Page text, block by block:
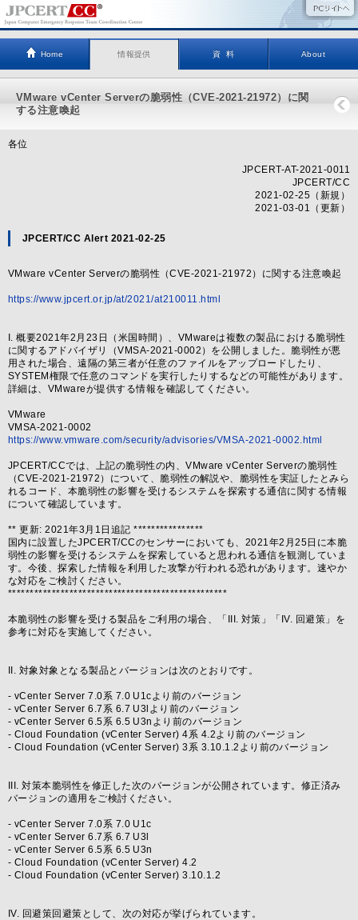
Home 情報提供 資 料 About
VMware vCenter Serverの脆弱性（CVE-2021-21972）に関
する注意喚起
各位
JPCERT-AT-2021-0011
JPCERT/CC
2021-02-25（新規）
2021-03-01（更新）
JPCERT/CC Alert 2021-02-25
VMware vCenter Serverの脆弱性（CVE-2021-21972）に関する注意喚起
https://www.jpcert.or.jp/at/2021/at210011.html
I. 概要2021年2月23日（米国時間）、VMwareは複数の製品における脆弱性
に関するアドバイザリ（VMSA-2021-0002）を公開しました。脆弱性が悪
用された場合、遠隔の第三者が任意のファイルをアップロードしたり、
SYSTEM権限で任意のコマンドを実行したりするなどの可能性があります。
詳細は、VMwareが提供する情報を確認してください。
VMware
VMSA-2021-0002
https://www.vmware.com/security/advisories/VMSA-2021-0002.html
JPCERT/CCでは、上記の脆弱性の内、VMware vCenter Serverの脆弱性
（CVE-2021-21972）について、脆弱性の解説や、脆弱性を実証したとみら
れるコード、本脆弱性の影響を受けるシステムを探索する通信に関する情報
について確認しています。
** 更新: 2021年3月1日追記 ****************
国内に設置したJPCERT/CCのセンサーにおいても、2021年2月25日に本脆
弱性の影響を受けるシステムを探索していると思われる通信を観測していま
す。今後、探索した情報を利用した攻撃が行われる恐れがあります。速やか
な対応をご検討ください。
**************************************************
本脆弱性の影響を受ける製品をご利用の場合、「III. 対策」「IV. 回避策」を
参考に対応を実施してください。
II. 対象対象となる製品とバージョンは次のとおりです。
- vCenter Server 7.0系 7.0 U1cより前のバージョン
- vCenter Server 6.7系 6.7 U3lより前のバージョン
- vCenter Server 6.5系 6.5 U3nより前のバージョン
- Cloud Foundation (vCenter Server) 4系 4.2より前のバージョン
- Cloud Foundation (vCenter Server) 3系 3.10.1.2より前のバージョン
III. 対策本脆弱性を修正した次のバージョンが公開されています。修正済み
バージョンの適用をご検討ください。
- vCenter Server 7.0系 7.0 U1c
- vCenter Server 6.7系 6.7 U3l
- vCenter Server 6.5系 6.5 U3n
- Cloud Foundation (vCenter Server) 4.2
- Cloud Foundation (vCenter Server) 3.10.1.2
IV. 回避策回避策として、次の対応が挙げられています。